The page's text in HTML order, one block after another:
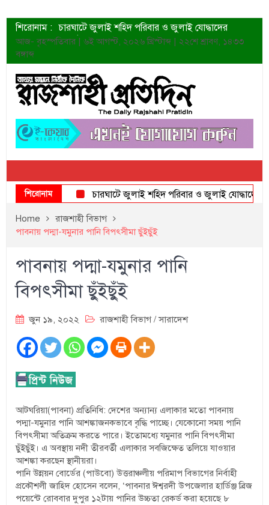
শিরোনাম : চারঘাটে জুলাই শহিদ পরিবার ও জুলাই যোদ্ধাদের
সংবর্ধনা
ত্বক ভালো রাখতে যে ৫ কাজ করবেন
জুলাই স্মৃতি জাদুঘরের দুয়ার খুলেছে উদ্বোধন করলেন
প্রধানমন্ত্রী
শাহরুখের নতুন সিনেমার লুক
কোয়ার্টার ফাইনালে নেইমারের দুর্দান্ত অ্যাসিস্টে সান্তোস
ডেনিস লিয়ামিন রাশিয়ার ড্রোন বাহিনীর প্রধান হলেন
জুলাই শহিদদের আত্মত্যাগ জাতি চিরকাল শ্রদ্ধার সাথে
স্মরণ করবে: ভূমিমন্ত্রী
আজ- বৃহস্পতিবার | ৬ই আগস্ট, ২০২৬ খ্রিস্টাব্দ | ২২শে শ্রাবণ, ১৪৩৩
বঙ্গাব্দ
শিরোনাম চারঘাটে জুলাই শহিদ পরিবার ও জুলাই যোদ্ধাদের সংবর্ধনা
Home
রাজশাহী বিভাগ
পাবনায় পদ্মা-যমুনার পানি বিপৎসীমা ছুঁইছুঁই
পাবনায় পদ্মা-যমুনার পানি
বিপৎসীমা ছুঁইছুঁই
জুন ১৯, ২০২২ রাজশাহী বিভাগ/সারাদেশ
আটঘরিয়া(পাবনা) প্রতিনিধি: দেশের অন্যান্য এলাকার মতো পাবনায়
পদ্মা-যমুনার পানি আশঙ্কাজনকভাবে বৃদ্ধি পাচ্ছে। যেকোনো সময় পানি
বিপৎসীমা অতিক্রম করতে পারে। ইতোমধ্যে যমুনার পানি বিপৎসীমা
ছুঁইছুঁই। এ অবস্থায় নদী তীরবর্তী এলাকার সবজিক্ষেত তলিয়ে যাওয়ার
আশঙ্কা করছেন স্থানীয়রা।
পানি উন্নয়ন বোর্ডের (পাউবো) উত্তরাঞ্চলীয় পরিমাপ বিভাগের নির্বাহী
প্রকৌশলী জাহিদ হোসেন বলেন, ‘পাবনার ঈশ্বরদী উপজেলার হার্ডিঞ্জ ব্রিজ
পয়েন্টে রোববার দুপুর ১২টায় পানির উচ্চতা রেকর্ড করা হয়েছে ৮